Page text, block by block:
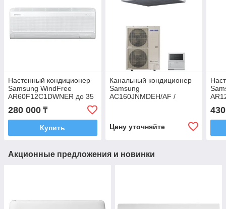
Настенный кондиционер
Samsung WindFree
AR60F12C1DWNER до 35
280 000 ₸
Купить
Канальный кондиционер
Samsung
AC160JNMDEH/AF /
Цену уточняйте
Акционные предложения и новинки